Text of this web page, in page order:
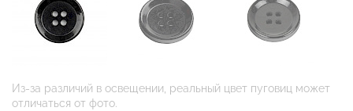
Из-за различий в освещении, реальный цвет пуговиц может
отличаться от фото.